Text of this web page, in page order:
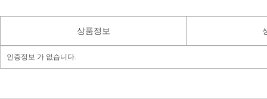
상품정보
인증정보 가 없습니다.